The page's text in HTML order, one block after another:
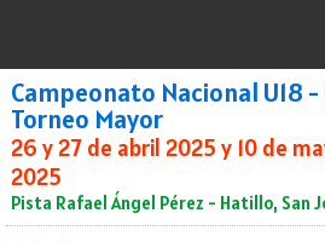
Campeonato Nacional U18
Torneo Mayor
26 y 27 de abril 2025 y 10 de
2025
Pista Rafael Ángel Pérez - Hatillo, San